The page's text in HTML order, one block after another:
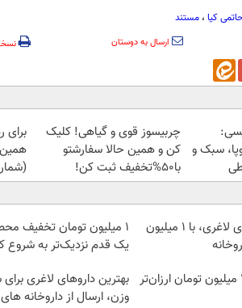
کیا ، مستند
ارسال به دوستان
سبک و
چربیسوز قوی و گیاهی! کلیک
کن و همین حالا سفارشتو
با50%تخفیف ثبت کن!
برای
همین
بهترین قیمت داروهای لاغری، با ۱ میلیون
۱ میلیون تومان تخفیف
یک قدم نزدیک‌تر به
آمپول‌های لاغری را ۱ میلیون تومان ارزان‌تر بهترین داروهای لاغری
وزن، ارسال از داروخانه